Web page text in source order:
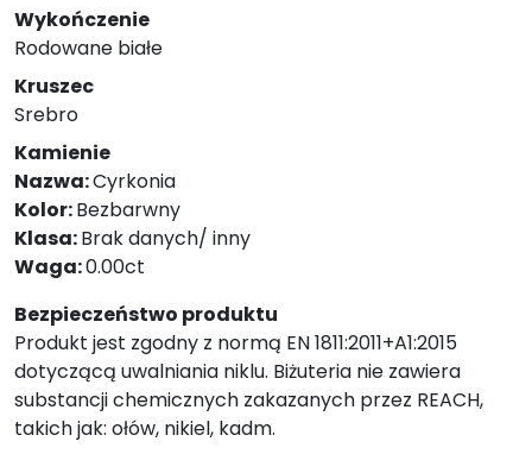
Wykończenie
Rodowane białe
Kruszec
Srebro
Kamienie
Nazwa:Cyrkonia
Kolor:Bezbarwny
Klasa:Brak danych/ inny
Waga:0.00ct
Bezpieczeństwo produktu
Produkt jest zgodny z normą EN 1811:2011+A1:2015
dotyczącą uwalniania niklu. Biżuteria nie zawiera
substancji chemicznych zakazanych przez REACH,
takich jak: ołów, nikiel, kadm.